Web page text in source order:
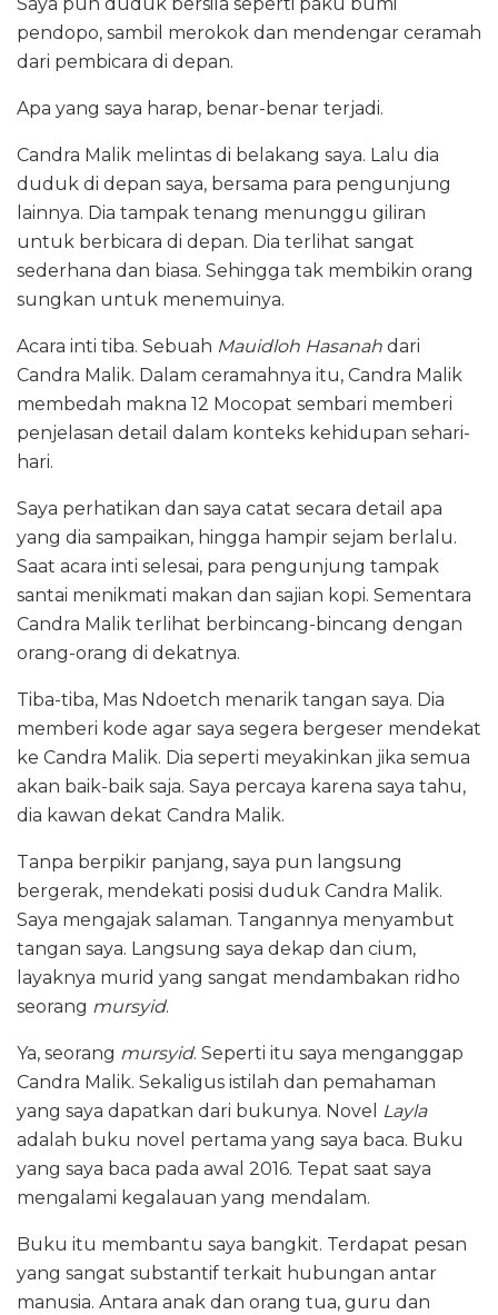
Saya pun duduk bersila seperti paku bumi
pendopo, sambil merokok dan mendengar ceramah
dari pembicara di depan.
Apa yang saya harap, benar-benar terjadi.
Candra Malik melintas di belakang saya. Lalu dia
duduk di depan saya, bersama para pengunjung
lainnya. Dia tampak tenang menunggu giliran
untuk berbicara di depan. Dia terlihat sangat
sederhana dan biasa. Sehingga tak membikin orang
sungkan untuk menemuinya.
Acara inti tiba. Sebuah Mauidloh Hasanah dari
Candra Malik. Dalam ceramahnya itu, Candra Malik
membedah makna 12 Mocopat sembari memberi
penjelasan detail dalam konteks kehidupan sehari-
hari.
Saya perhatikan dan saya catat secara detail apa
yang dia sampaikan, hingga hampir sejam berlalu.
Saat acara inti selesai, para pengunjung tampak
santai menikmati makan dan sajian kopi. Sementara
Candra Malik terlihat berbincang-bincang dengan
orang-orang di dekatnya.
Tiba-tiba, Mas Ndoetch menarik tangan saya. Dia
memberi kode agar saya segera bergeser mendekat
ke Candra Malik. Dia seperti meyakinkan jika semua
akan baik-baik saja. Saya percaya karena saya tahu,
dia kawan dekat Candra Malik.
Tanpa berpikir panjang, saya pun langsung
bergerak, mendekati posisi duduk Candra Malik.
Saya mengajak salaman. Tangannya menyambut
tangan saya. Langsung saya dekap dan cium,
layaknya murid yang sangat mendambakan ridho
seorang mursyid.
Ya, seorang mursyid. Seperti itu saya menganggap
Candra Malik. Sekaligus istilah dan pemahaman
yang saya dapatkan dari bukunya. Novel
Layla
adalah buku novel pertama yang saya baca. Buku
yang saya baca pada awal 2016. Tepat saat saya
mengalami kegalauan yang mendalam.
Buku itu membantu saya bangkit. Terdapat pesan
yang sangat substantif terkait hubungan antar
manusia. Antara anak dan orang tua, guru dan